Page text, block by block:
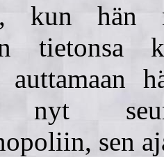
kun hän
tietonsa
auttamaan
nyt
sen